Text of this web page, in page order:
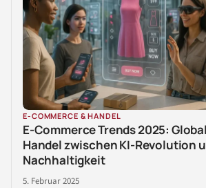
E-COMMERCE & HANDEL
E-Commerce Trends 2025:
Handel zwischen KI-Revolution
Nachhaltigkeit
5. Februar 2025